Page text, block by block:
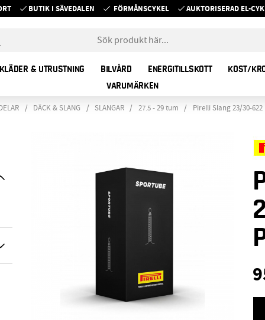
BUTIK I SÄVEDALEN FÖRMÅNSCYKEL AUKTORISERAD EL-
& UTRUSTNING BILVÅRD ENERGITILLSKOTT
KOST/
VARUMÄRKEN
DÄCK & SLANG SLANGAR 27.5 - 29 tum Pirelli Slang 23/30-